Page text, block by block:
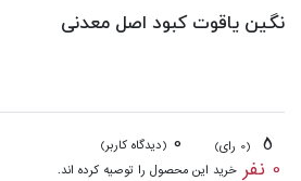
نگین یاقوت کبود اصل معدنی
(0 رای) 0 (دیدگاه کاربر)
0 نفر خرید این محصول را توصیه کرده اند.